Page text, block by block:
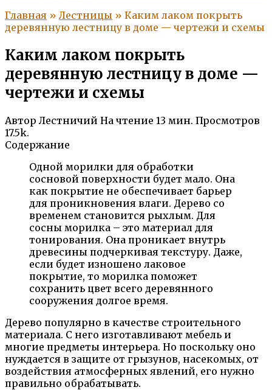
Главная » Лестницы » Каким лаком покрыть
деревянную лестницу в доме — чертежи и схемы
Каким лаком покрыть
деревянную лестницу в доме —
чертежи и схемы
Автор Лестничий На чтение 13 мин. Просмотров
17.5k.
Содержание
Одной морилки для обработки
сосновой поверхности будет мало. Она
как покрытие не обеспечивает барьер
для проникновения влаги. Дерево со
временем становится рыхлым. Для
сосны морилка – это материал для
тонирования. Она проникает внутрь
древесины подчеркивая текстуру. Даже,
если будет изношено лаковое
покрытие, то морилка поможет
сохранить цвет всего деревянного
сооружения долгое время.
Дерево популярно в качестве строительного
материала. С него изготавливают мебель и
многие предметы интерьера. Но поскольку оно
нуждается в защите от грызунов, насекомых, от
воздействия атмосферных явлений, его нужно
правильно обрабатывать.